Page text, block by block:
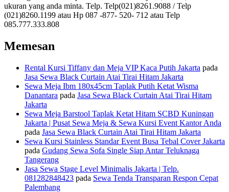
ukuran yang anda minta. Telp. Telp(021)8261.9088 / Telp
(021)8260.1199 atau Hp 087 -877- 520- 712 atau Telp
085.777.333.808
Memesan
Rental Kursi Tiffany dan Meja VIP Kaca Putih Jakarta pada
Jasa Sewa Black Curtain Atai Tirai Hitam Jakarta
Sewa Meja Ibm 180x45cm Taplak Putih Ketat Wisma
Danantara pada Jasa Sewa Black Curtain Atai Tirai Hitam
Jakarta
Sewa Meja Barstool Taplak Ketat Hitam SCBD Kuningan
Jakarta | Pusat Sewa Meja & Sewa Kursi Event Kantor Anda
pada Jasa Sewa Black Curtain Atai Tirai Hitam Jakarta
Sewa Kursi Stainless Standar Event Busa Tebal Cover Jakarta
pada Gudang Sewa Sofa Single Siap Antar Teluknaga
Tangerang
Jasa Sewa Stage Level Minimalis Jakarta | Telp.
081282848423 pada Sewa Tenda Transparan Respon Cepat
Palembang